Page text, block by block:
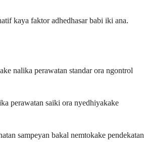
kaya faktor adhedhasar babi iki ana.
nalika perawatan standar ora ngontrol
perawatan saiki ora nyedhiyakake
sampeyan bakal nemtokake pendekatan